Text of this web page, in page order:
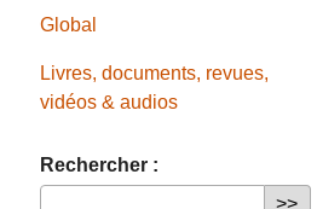
Global
Livres, documents, revues,
vidéos & audios
Rechercher :